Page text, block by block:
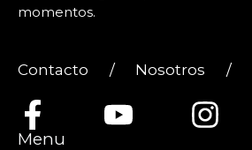
momentos.
Contacto / Nosotros /
Menu